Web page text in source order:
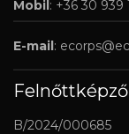
Mobil: +36 30 939
E-mail:
B/2024/000685